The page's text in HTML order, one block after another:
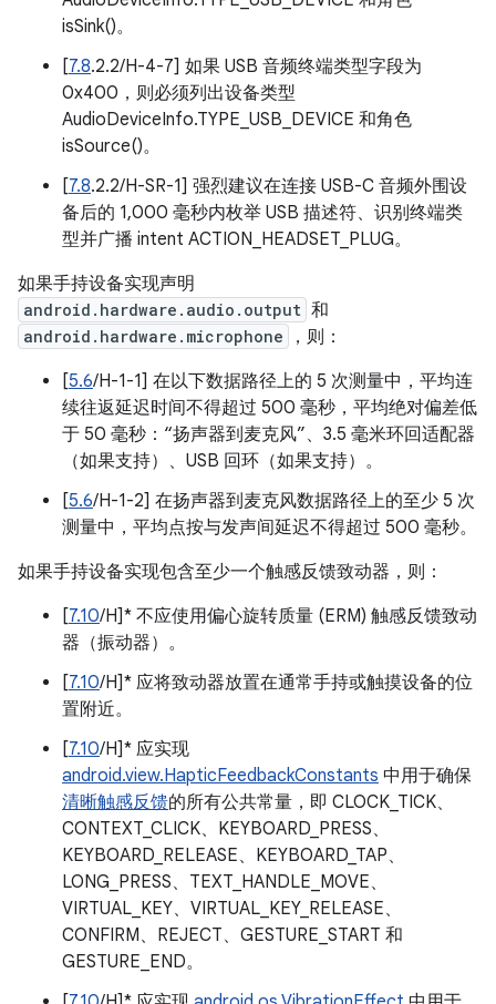
isSink()。
[7.8.2.2/H-4-7] 如果 USB 音频终端类型字段为
0x400，则必须列出设备类型
AudioDeviceInfo.TYPE_USB_DEVICE 和角色
isSource()。
[7.8.2.2/H-SR-1] 强烈建议在连接 USB-C 音频外围设
备后的 1,000 毫秒内枚举 USB 描述符、识别终端类
型并广播 intent ACTION_HEADSET_PLUG。
如果手持设备实现声明
android.hardware.audio.output 和
android.hardware.microphone
，则：
[5.6/H-1-1] 在以下数据路径上的 5 次测量中，平均连
续往返延迟时间不得超过 500 毫秒，平均绝对偏差低
于 50 毫秒：“扬声器到麦克风”、3.5 毫米环回适配器
（如果支持）、USB 回环（如果支持）。
[5.6/H-1-2] 在扬声器到麦克风数据路径上的至少 5 次
测量中，平均点按与发声间延迟不得超过 500 毫秒。
如果手持设备实现包含至少一个触感反馈致动器，则：
[7.10/H]* 不应使用偏心旋转质量 (ERM) 触感反馈致动
器（振动器）。
[7.10/H]* 应将致动器放置在通常手持或触摸设备的位
置附近。
[7.10/H]* 应实现
android.view.HapticFeedbackConstants 中用于确保
清晰触感反馈的所有公共常量，即 CLOCK_TICK、
CONTEXT_CLICK、KEYBOARD_PRESS、
KEYBOARD_RELEASE、KEYBOARD_TAP、
LONG_PRESS、TEXT_HANDLE_MOVE、
VIRTUAL_KEY、VIRTUAL_KEY_RELEASE、
CONFIRM、REJECT、GESTURE_START 和
GESTURE_END。